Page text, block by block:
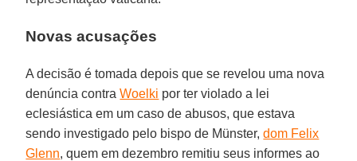
Novas acusações
A decisão é tomada depois que se revelou uma nova
denúncia contraWoelki por ter violado a lei
eclesiástica em um caso de abusos, que estava
sendo investigado pelo bispo de Münster,dom Felix
Glenn, quem em dezembro remitiu seus informes ao